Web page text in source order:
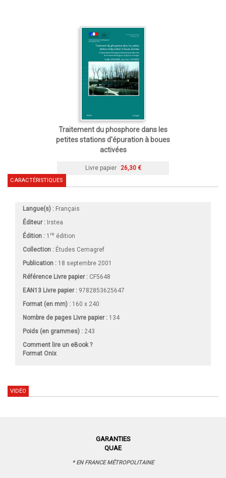
Traitement du phosphore dans les
petites stations d'épuration à boues
activées
Livre papier 26,30 €
CARACTÉRISTIQUES
Langue(s) : Français
Éditeur : Irstea
Édition : 1 re édition
Collection : Études Cemagref
Publication : 18 septembre 2001
Référence Livre papier : CF5648
EAN13 Livre papier : 9782853625647
Format (en mm) : 160 x 240
Nombre de pages Livre papier: 134
Poids (en grammes) : 243
Comment lire un eBook ?
Format Onix
VIDÉO
GARANTIES
QUAE
* EN FRANCE MÉTROPOLITAINE